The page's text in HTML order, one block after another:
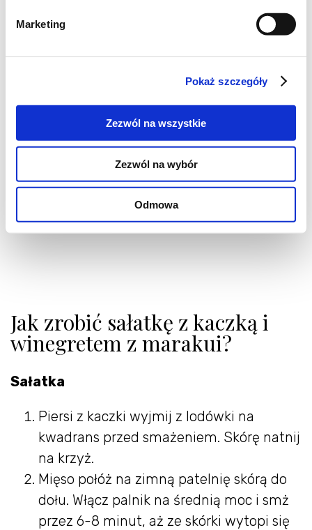
Marketing
Pokaż szczegóły
Zezwól na wszystkie
Zezwól na wybór
Odmowa
3-4 świeże marakuje (lub ok. 80 g pulpy
ok. 80 ml oliwy z oliwek
¼ łyżeczki białego pieprzu
Jak zrobić sałatkę z kaczką i
winegretem z marakui?
Sałatka
Piersi z kaczki wyjmij z lodówki na
kwadrans przed smażeniem. Skórę natnij
na krzyż.
Mięso połóż na zimną patelnię skórą do
dołu. Włącz palnik na średnią moc i smż
przez 6-8 minut, aż ze skórki wytopi się